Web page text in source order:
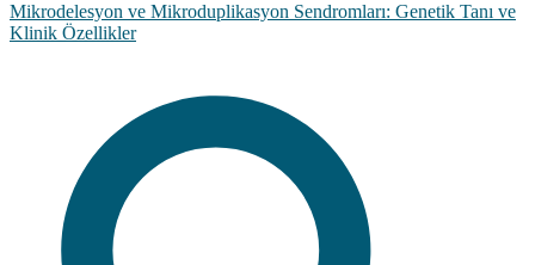
Mikrodelesyon ve Mikroduplikasyon Sendromları: Genetik Tanı ve
Klinik Özellikler